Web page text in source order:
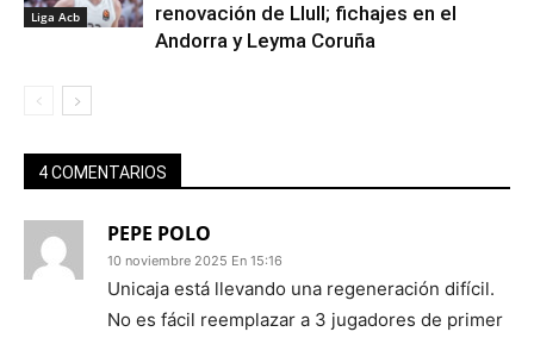
Liga Acb
renovación de Llull; fichajes en el
Andorra y Leyma Coruña
4 COMENTARIOS
PEPE POLO
10 noviembre 2025 En 15:16
Unicaja está llevando una regeneración difícil.
No es fácil reemplazar a 3 jugadores de primer